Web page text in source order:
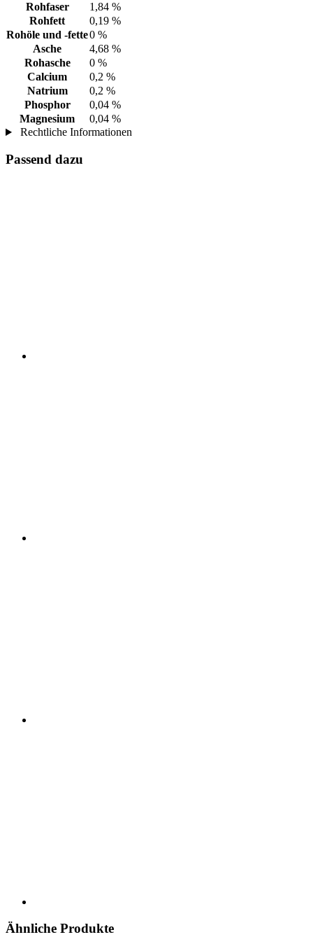
Rohfaser
1,84 %
Rohfett
0,19 %
Rohöle und -fette0 %
Asche
4,68 %
Rohasche
0 %
Calcium
0,2 %
Natrium
0,2 %
Phosphor
0,04 %
Magnesium
0,04 %
Rechtliche Informationen
Passend dazu
Ähnliche Produkte